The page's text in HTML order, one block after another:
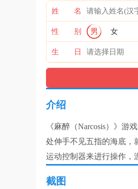
姓 名
性 别 男 女
生 日
介绍
《麻醉（Narcosis）》
处伸手不见五指的海底，
运动控制器来进行操作，
截图